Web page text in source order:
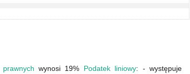
wynosi 19% Podatek liniowy: - występuje